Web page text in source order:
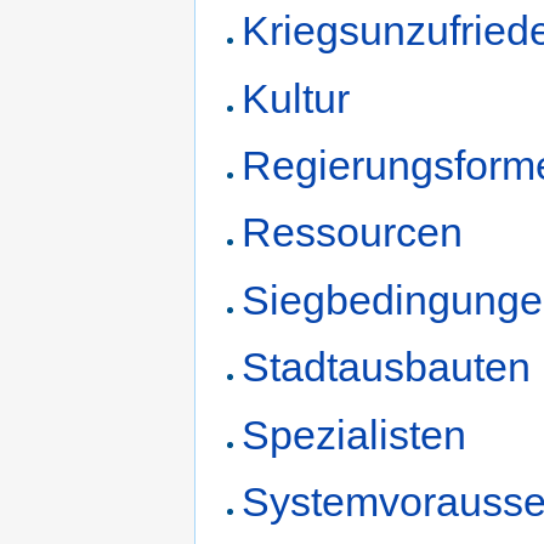
Kultur
Ressourcen
Stadtausbauten
Spezialisten